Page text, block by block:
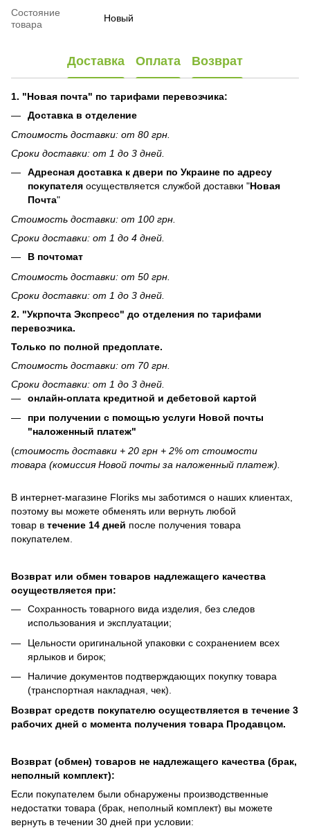
Состояние
товара
Новый
Доставка Оплата Возврат
1. "Новая почта" по тарифами перевозчика:
Доставка в отделение
Стоимость доставки: от 80 грн.
Сроки доставки: от 1 до 3 дней.
Адресная доставка к двери по Украине по адресу
покупателя осуществляется службой доставки "Новая
Почта"
Стоимость доставки: от 100 грн.
Сроки доставки: от 1 до 4 дней.
В почтомат
Стоимость доставки: от 50 грн.
Сроки доставки: от 1 до 3 дней.
2. "Укрпочта Экспресс" до отделения по тарифами
перевозчика.
Только по полной предоплате.
Стоимость доставки: от 70 грн.
Сроки доставки: от 1 до 3 дней.
онлайн-оплата кредитной и дебетовой картой
при получении с помощью услуги Новой почты
"наложенный платеж"
(стоимость доставки + 20 грн + 2% от стоимости
товара (комиссия Новой почты за наложенный платеж).
В интернет-магазине Floriks мы заботимся о наших клиентах,
поэтому вы можете обменять или вернуть любой
товар в течение 14 дней после получения товара
покупателем.
Возврат или обмен товаров надлежащего качества
осуществляется при:
Сохранность товарного вида изделия, без следов
использования и эксплуатации;
Цельности оригинальной упаковки с сохранением всех
ярлыков и бирок;
Наличие документов подтверждающих покупку товара
(транспортная накладная, чек).
Возврат средств покупателю осуществляется в течение 3
рабочих дней с момента получения товара Продавцом.
Возврат (обмен) товаров не надлежащего качества (брак,
неполный комплект):
Если покупателем были обнаружены производственные
недостатки товара (брак, неполный комплект) вы можете
вернуть в течении 30 дней при условии: